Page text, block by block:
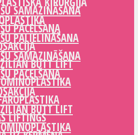
SAMAZINĀŠANA
PACELŠANA
BUTT LIFT
LIFTINGS
PALIELINĀŠANA
SAMAZINĀŠANA
PACELŠANA
BUTT LIFT